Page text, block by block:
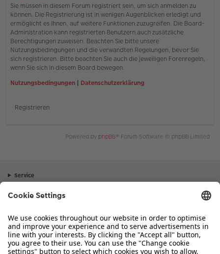
Sie müssen in diesem Forum registriert sein, um sich anmelden zu
können. Die Registrierung ist in wenigen Augenblicken erledigt und
ermöglicht es Ihnen, auf weitere Funktionen zuzugreifen. Die Board-
Administration kann registrierten Benutzern auch zusätzliche
Berechtigungen zuweisen. Beachten Sie bitte unsere
Nutzungsbedingungen und die verwandten Regelungen, bevor Sie
sich registrieren. Bitte beachten Sie auch die jeweiligen Forenregeln,
wenn Sie sich in diesem Board bewegen.
Nutzungsbedingungen | Datenschutzerklärung
Registrieren
Powered by phpBB® Forum Software © phpBB Limited
Service
Sortiment